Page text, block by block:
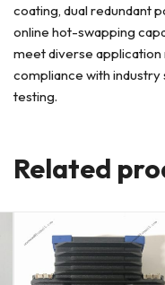
coating, dual redundant
online hot-swapping
meet diverse
compliance with
testing.
Related